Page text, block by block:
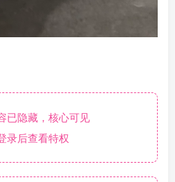
隐藏，核心可见
后查看特权